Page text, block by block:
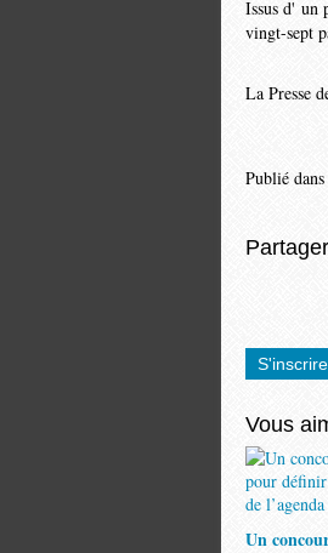
Issus d' un
vingt-sept
La Presse
Publié dans
Vous
Un